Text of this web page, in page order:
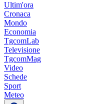
Ultim'ora
Cronaca
Mondo
Economia
TgcomLab
Televisione
TgcomMag
Video
Schede
Sport
Meteo